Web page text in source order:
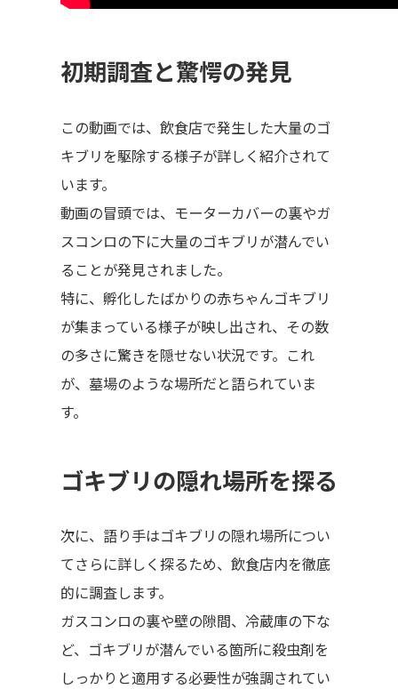
初期調査と驚愕の発見
この動画では、飲食店で発生した大量のゴ
キブリを駆除する様子が詳しく紹介されて
います。
動画の冒頭では、モーターカバーの裏やガ
スコンロの下に大量のゴキブリが潜んでい
ることが発見されました。
特に、孵化したばかりの赤ちゃんゴキブリ
が集まっている様子が映し出され、その数
の多さに驚きを隠せない状況です。これ
が、墓場のような場所だと語られていま
す。
ゴキブリの隠れ場所を探る
次に、語り手はゴキブリの隠れ場所につい
てさらに詳しく探るため、飲食店内を徹底
的に調査します。
ガスコンロの裏や壁の隙間、冷蔵庫の下な
ど、ゴキブリが潜んでいる箇所に殺虫剤を
しっかりと適用する必要性が強調されてい